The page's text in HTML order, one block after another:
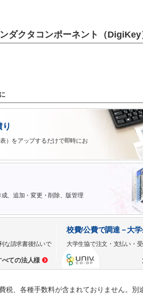
ダクタコンポーネント（DigiKey
）をアップするだけで即時にお
、追加・変更・削除、版管理
な請求書後払いで
べての法人様
校費/公費で調達－大
大学生協で注文・支払い・
税、各種手数料が含まれておりません。別